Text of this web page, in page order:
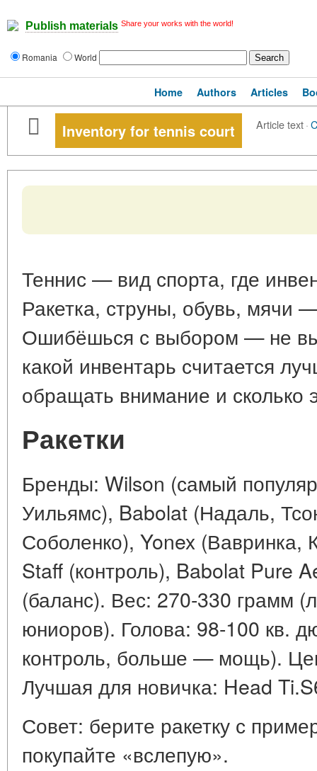
Publish materials Share your works with the world!
Romania World
Home Authors Articles
Inventory for tennis court Article text·
Теннис — вид спорта, где
Ракетка, струны, обувь, мячи
Ошибёшься с выбором — не
какой инвентарь считается
обращать внимание и сколько
Ракетки
Бренды: Wilson (самый
Уильямс), Babolat (Надаль,
Соболенко), Yonex
Staff (контроль), Babolat Pure
(баланс). Вес: 270-330 грамм
юниоров). Голова: 98-100 кв.
контроль, больше — мощь).
Лучшая для новичка: Head
Совет: берите ракетку с
покупайте «вслепую».